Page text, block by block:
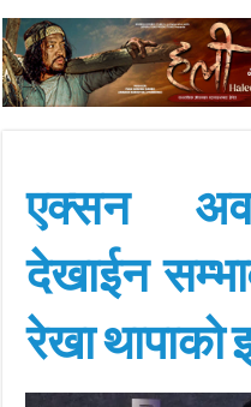
एक्सन
देखाईन
रेखा थापाको